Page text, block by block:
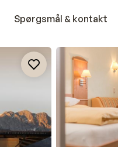
Spørgsmål & kontakt